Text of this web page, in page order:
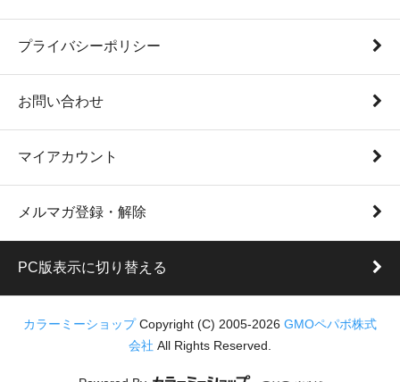
プライバシーポリシー
お問い合わせ
マイアカウント
メルマガ登録・解除
PC版表示に切り替える
カラーミーショップCopyright (C) 2005-2026 GMOペパボ株式
会社 All Rights Reserved.